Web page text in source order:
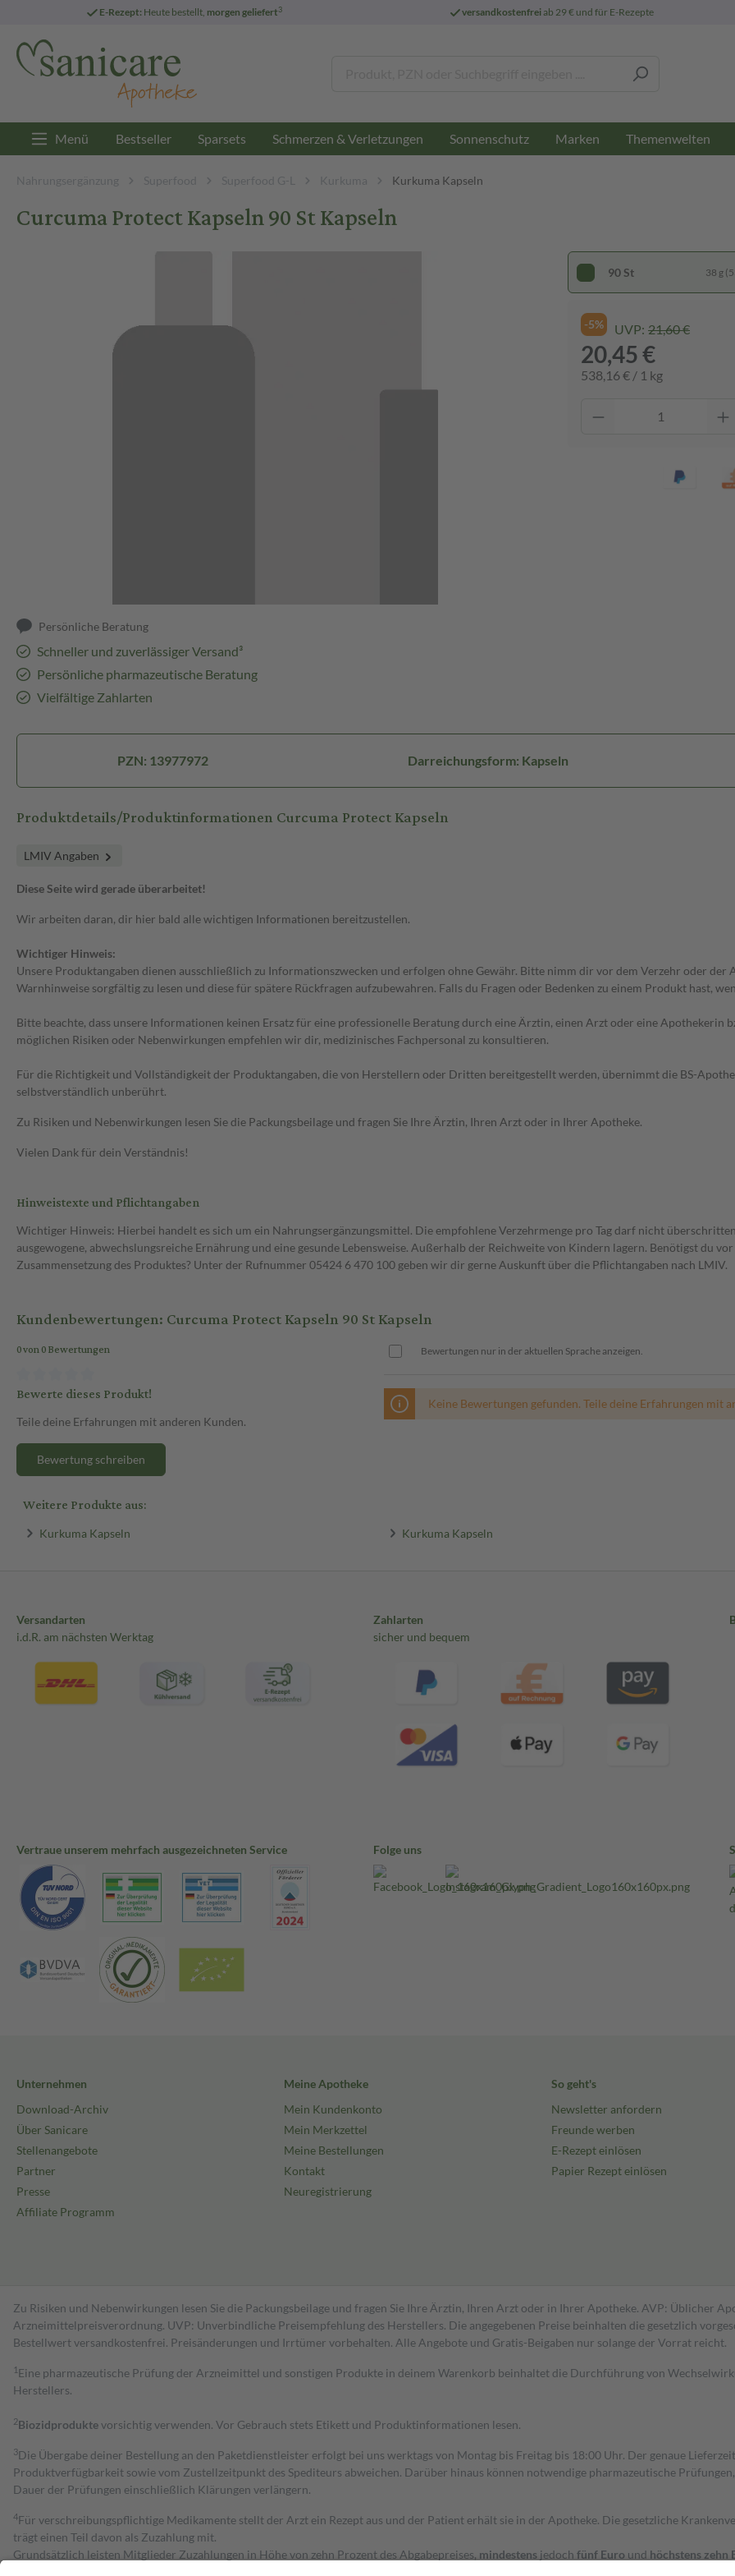
E-Rezept: Heute bestellt, morgen geliefert3 versandkostenfreiab 29 € und für E-Rezepte
Menü Bestseller Sparsets Schmerzen & Verletzungen Sonnenschutz Marken Themenwelten
Nahrungsergänzung Superfood Superfood G-L Kurkuma Kurkuma Kapseln
Curcuma Protect Kapseln 90 St Kapseln
Persönliche Beratung
Schneller und zuverlässiger Versand³
Persönliche pharmazeutische Beratung
Vielfältige Zahlarten
90 St 38 g
-5% UVP: 21,60 €
20,45 €
538,16 € / 1 kg
PZN: 13977972 Darreichungsform: Kapseln
Produktdetails/Produktinformationen Curcuma Protect Kapseln
LMIV Angaben
Diese Seite wird gerade überarbeitet!
Wir arbeiten daran, dir hier bald alle wichtigen Informationen bereitzustellen.
Wichtiger Hinweis:
Unsere Produktangaben dienen ausschließlich zu Informationszwecken und erfolgen ohne Gewähr. Bitte nimm dir vor dem Verzehr oder
Warnhinweise sorgfältig zu lesen und diese für spätere Rückfragen aufzubewahren. Falls du Fragen oder Bedenken zu einem Produkt hast,
Bitte beachte, dass unsere Informationen keinen Ersatz für eine professionelle Beratung durch eine Ärztin, einen Arzt oder eine Apothekerin
möglichen Risiken oder Nebenwirkungen empfehlen wir dir, medizinisches Fachpersonal zu konsultieren.
Für die Richtigkeit und Vollständigkeit der Produktangaben, die von Herstellern oder Dritten bereitgestellt werden, übernimmt die BS-
selbstverständlich unberührt.
Zu Risiken und Nebenwirkungen lesen Sie die Packungsbeilage und fragen Sie Ihre Ärztin, Ihren Arzt oder in Ihrer Apotheke.
Vielen Dank für dein Verständnis!
Hinweistexte und Pflichtangaben
Wichtiger Hinweis: Hierbei handelt es sich um ein Nahrungsergänzungsmittel. Die empfohlene Verzehrmenge pro Tag darf nicht
ausgewogene, abwechslungsreiche Ernährung und eine gesunde Lebensweise. Außerhalb der Reichweite von Kindern lagern. Benötigst du
Zusammensetzung des Produktes? Unter der Rufnummer 05424 6 470 100 geben wir dir gerne Auskunft über die Pflichtangaben nach LMIV.
Kundenbewertungen: Curcuma Protect Kapseln 90 St Kapseln
0 von 0 Bewertungen
Bewerte dieses Produkt!
Teile deine Erfahrungen mit anderen Kunden.
Bewertung schreiben
Bewertungen nur in der aktuellen Sprache anzeigen.
Keine Bewertungen gefunden. Teile deine Erfahrungen mit
Weitere Produkte aus:
Kurkuma Kapseln Kurkuma Kapseln
Versandarten
i.d.R. am nächsten Werktag
Zahlarten
sicher und bequem
Vertraue unserem mehrfach ausgezeichneten Service Folge uns
Unternehmen
Download-Archiv
Über Sanicare
Stellenangebote
Partner
Presse
Affiliate Programm
Meine Apotheke
Mein Kundenkonto
Mein Merkzettel
Meine Bestellungen
Kontakt
Neuregistrierung
So geht's
Newsletter anfordern
Freunde werben
E-Rezept einlösen
Papier Rezept einlösen
Zu Risiken und Nebenwirkungen lesen Sie die Packungsbeilage und fragen Sie Ihre Ärztin, Ihren Arzt oder in Ihrer Apotheke. AVP: Üblicher
Arzneimittelpreisverordnung. UVP: Unverbindliche Preisempfehlung des Herstellers. Die angegebenen Preise beinhalten die gesetzlich
Bestell­wert versand­kosten­frei. Preisänderungen und Irrtümer vorbehalten. Alle Angebote und Gratis-Beigaben nur solange der Vorrat reicht.
1 Eine pharmazeutische Prüfung der Arzneimittel und sonstigen Produkte in deinem Warenkorb beinhaltet die Durchführung von
Herstellers.
2Biozidproduktevorsichtig verwenden. Vor Gebrauch stets Etikett und Produktinformationen lesen.
3Die Übergabe deiner Bestellung an den Paketdienstleister erfolgt bei uns werktags von Montag bis Freitag bis 18:00 Uhr. Der genaue
Produktverfügbarkeit sowie vom Zustellzeitpunkt des Spediteurs abweichen. Darüber hinaus können notwendige pharmazeutische
Dauer der Prüfungen einschließlich Klärungen verlängern.
4Für verschreibungspflichtige Medikamente stellt der Arzt ein Rezept aus und der Patient erhält sie in der Apotheke. Die gesetzliche
trägt einen Teil davon als Zuzahlung mit.
Grundsätzlich leisten Mitglieder Zuzahlungen in Höhe von zehn Prozent des Abgabepreises, mindestens jedoch fünf Euro und höchstens zehn